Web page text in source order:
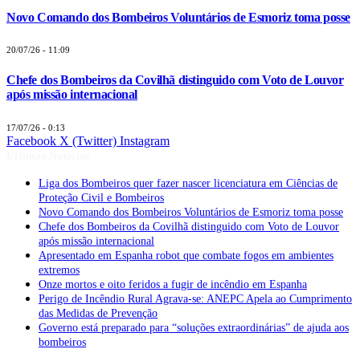
Novo Comando dos Bombeiros Voluntários de Esmoriz toma posse
20/07/26 - 11:09
Chefe dos Bombeiros da Covilhã distinguido com Voto de Louvor
após missão internacional
17/07/26 - 0:13
Facebook X (Twitter) Instagram
Liga dos Bombeiros quer fazer nascer licenciatura em Ciências de
Proteção Civil e Bombeiros
Novo Comando dos Bombeiros Voluntários de Esmoriz toma posse
Chefe dos Bombeiros da Covilhã distinguido com Voto de Louvor
após missão internacional
Apresentado em Espanha robot que combate fogos em ambientes
extremos
Onze mortos e oito feridos a fugir de incêndio em Espanha
Perigo de Incêndio Rural Agrava-se: ANEPC Apela ao Cumprimento
das Medidas de Prevenção
Governo está preparado para “soluções extraordinárias” de ajuda aos
bombeiros